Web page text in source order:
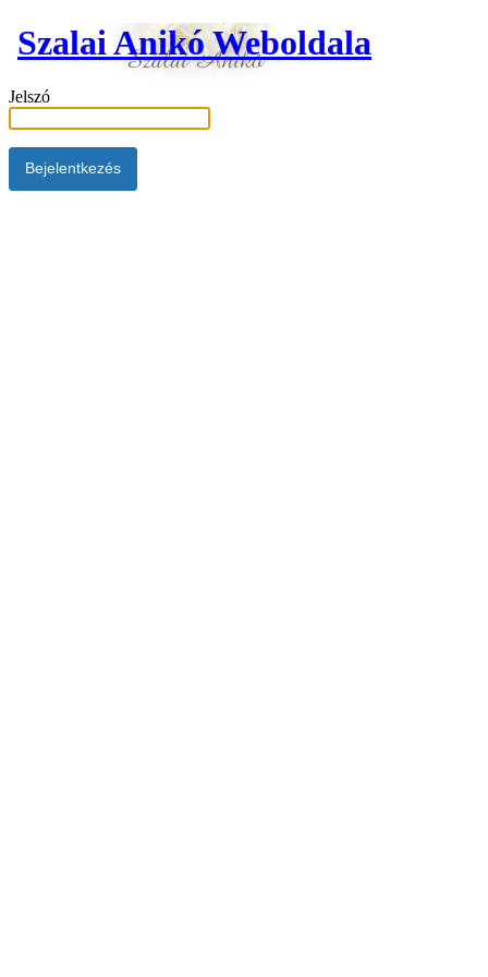
Szalai Anikó Weboldala
Jelszó